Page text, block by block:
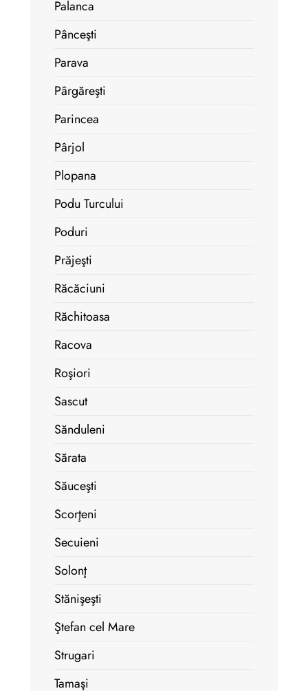
Palanca
Pânceşti
Parava
Pârgăreşti
Parincea
Pârjol
Plopana
Podu Turcului
Poduri
Prăjeşti
Răcăciuni
Răchitoasa
Racova
Roşiori
Sascut
Sănduleni
Sărata
Săuceşti
Scorţeni
Secuieni
Solonţ
Stănişeşti
Ştefan cel Mare
Strugari
Tamaşi